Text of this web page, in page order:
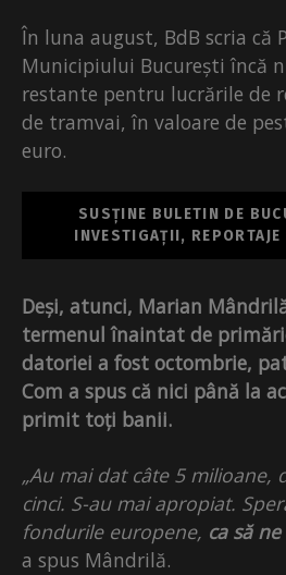
În luna august, BdB scria că
Municipiului București încă
restante pentru lucrările de
de tramvai, în valoare de
euro.
SUSȚINE BULETIN DE
INVESTIGAȚII,
Deși, atunci, Marian
termenul înaintat de
datoriei a fost octombrie,
Com a spus că nici până la
primit toți banii.
„Au mai dat câte 5 milioane,
cinci. S-au mai apropiat.
fondurile europene, ca să
a spus Mândrilă.